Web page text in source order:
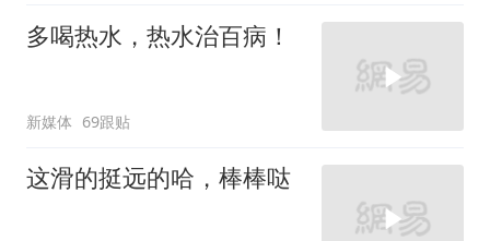
多喝热水，热水治百病！
新媒体 69跟贴
这滑的挺远的哈，棒棒哒